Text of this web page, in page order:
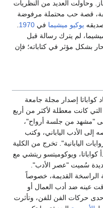
وحاولت العديد من النظريات
قصة حب محتملة مرفوضة
يوكيو ميشيما في 1970
.
لم يترك رسالة قبل
بشكل مؤثر في كتاباته؛ فإن
كواباتا إصدار مجلة جامعة
التي كانت معطلة لأكثر من أربع
"مشهد من جلسة أرواح"،
إلى الأدب الياباني، وكتب
اليابانية". تخرج من الكلية
كواباتا، ويوكوميتسو ريتشي مع
سُميت "عصر الأدب".
الراسخة القديمة، خصوصاً
عينه ضد أدب العمال أو
حركات الفن للفن، وتأثرت